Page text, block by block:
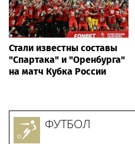
Стали известны составы
"Спартака" и "Оренбурга"
на матч Кубка России
ФУТБОЛ